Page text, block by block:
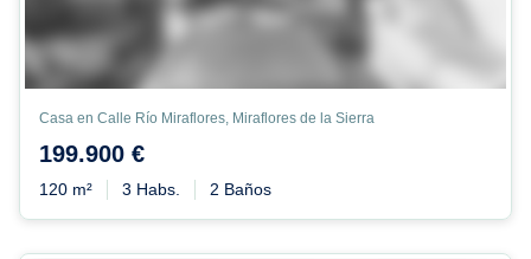
Casa en Calle Río Miraflores, Miraflores de la Sierra
199.900 €
120 m² 3 Habs. 2 Baños